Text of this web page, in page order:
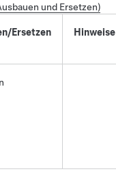
und Ersetzen)
Ersetzen Hinweise